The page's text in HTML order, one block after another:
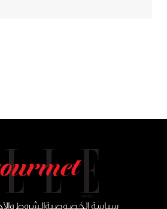
سياسة الخصوصيةالشروط